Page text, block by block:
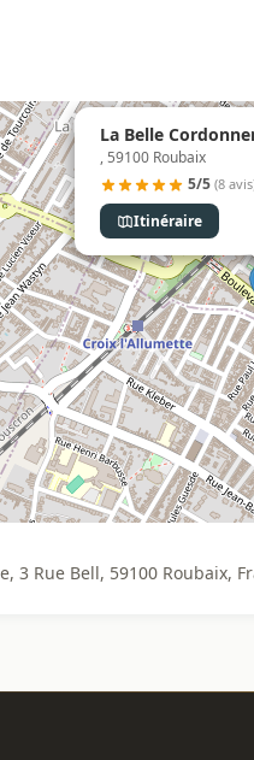
La Belle
, 59100 Roubaix
5/5 (8
Itinéraire
3 Rue Bell, 59100 Roubaix,